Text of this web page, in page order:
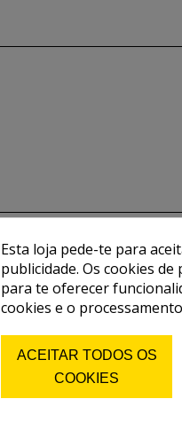
Esta loja pede-te para
publicidade. Os cookies
para te oferecer
cookies e o
ACEITAR TODOS OS
COOKIES